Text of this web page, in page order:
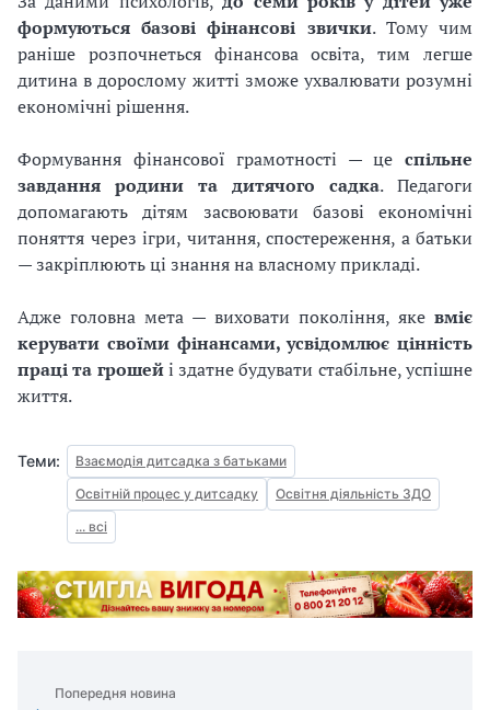
формуються базові фінансові звички. Тому чим
раніше розпочнеться фінансова освіта, тим легше
дитина в дорослому житті зможе ухвалювати розумні
економічні рішення.
Формування фінансової грамотності — це спільне
завдання родини та дитячого садка. Педагоги
допомагають дітям засвоювати базові економічні
поняття через ігри, читання, спостереження, а батьки
— закріплюють ці знання на власному прикладі.
Адже головна мета — виховати покоління, яке вміє
керувати своїми фінансами, усвідомлює цінність
праці та грошейі здатне будувати стабільне, успішне
життя.
Теми:
Взаємодія дитсадка з батьками
Освітній процес у дитсадку
Освітня діяльність ЗДО
... всі
Попередня новина